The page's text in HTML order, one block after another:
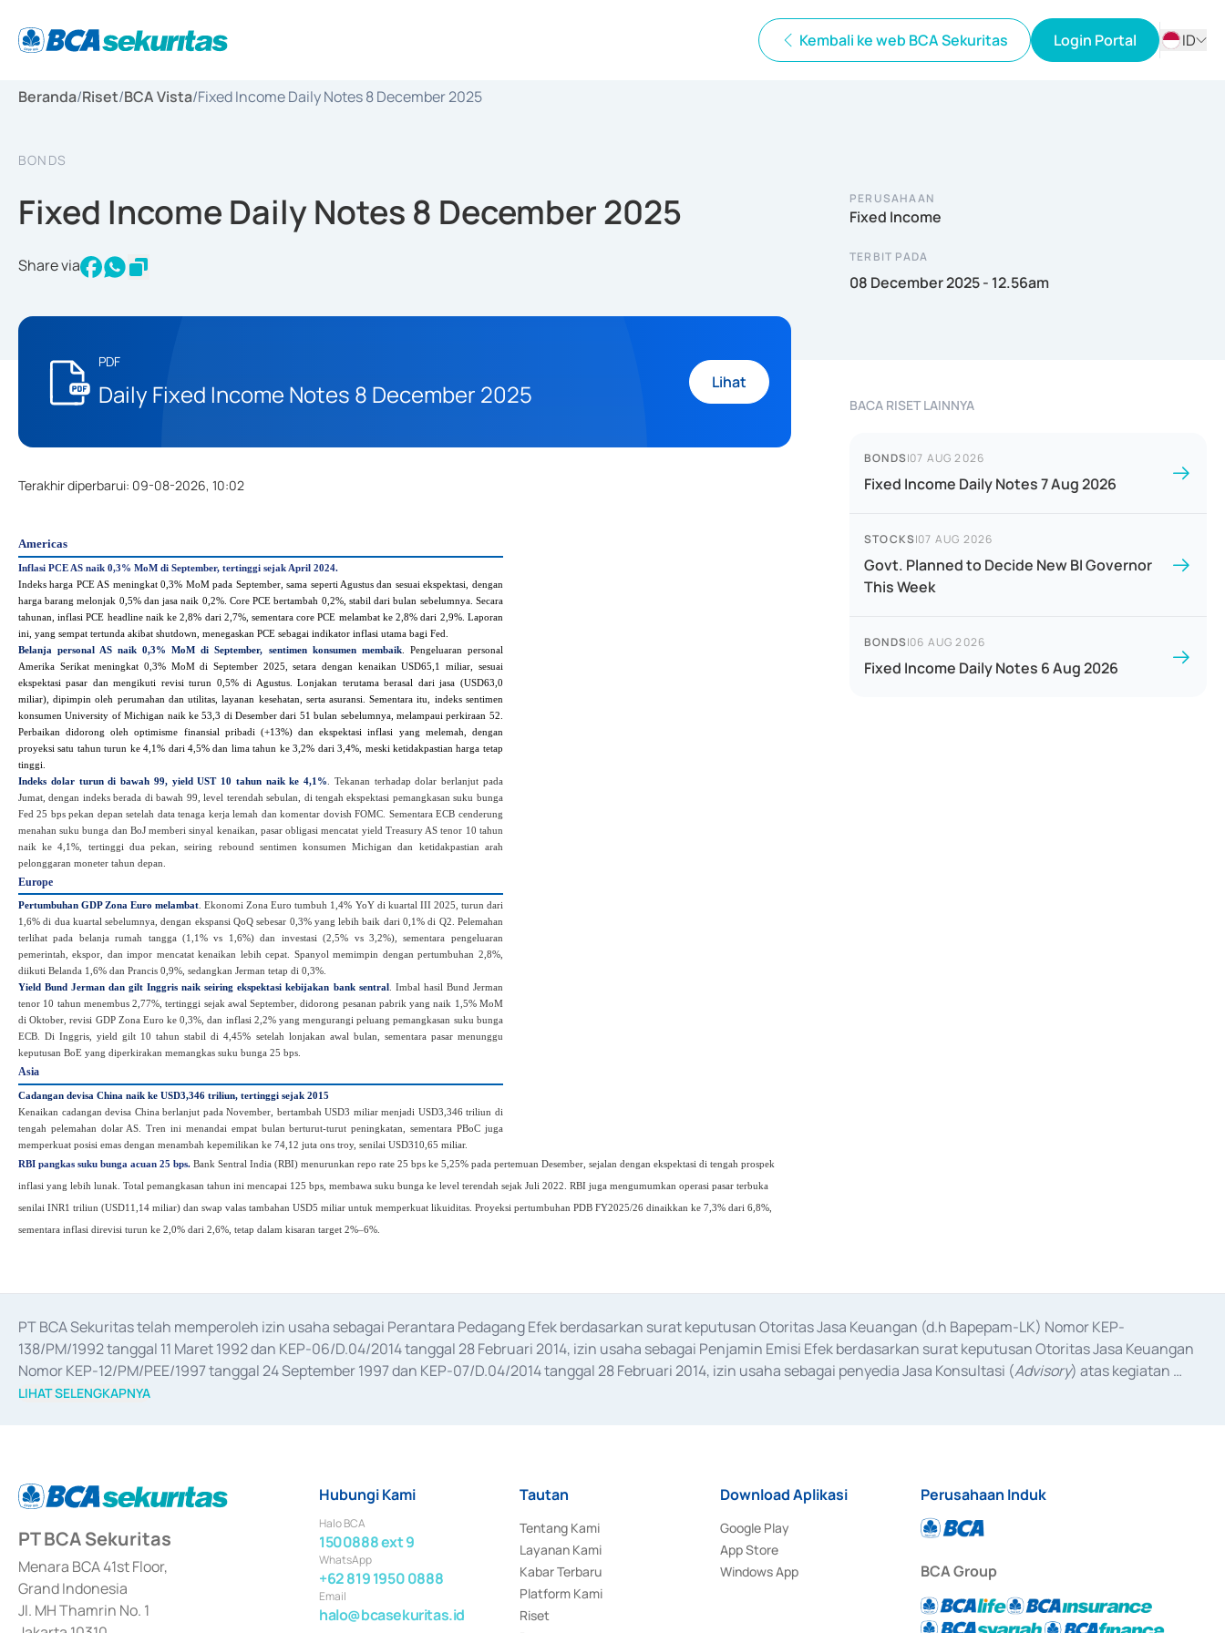
Kembali ke web BCA Sekuritas Login Portal
ID
Beranda/Riset/BCA Vista/Fixed Income Daily Notes 8 December 2025
BONDS
Fixed Income Daily Notes 8 December 2025
Share via
PDF
Daily Fixed Income Notes 8 December 2025 Lihat
PERUSAHAAN
Fixed Income
TERBIT PADA
08 December 2025 - 12.56am
Terakhir diperbarui: 09-08-2026, 10:02
Americas
Inflasi PCE AS naik 0,3% MoM di September, tertinggi sejak April 2024.
Indeks harga PCE AS meningkat 0,3% MoM pada September, sama seperti Agustus dan sesuai ekspektasi, dengan
harga barang melonjak 0,5% dan jasa naik 0,2%. Core PCE bertambah 0,2%, stabil dari bulan sebelumnya. Secara
tahunan, inflasi PCE headline naik ke 2,8% dari 2,7%, sementara core PCE melambat ke 2,8% dari 2,9%. Laporan
ini, yang sempat tertunda akibat shutdown, menegaskan PCE sebagai indikator inflasi utama bagi Fed.
Belanja personal AS naik 0,3% MoM di September, sentimen konsumen membaik. Pengeluaran personal
Amerika Serikat meningkat 0,3% MoM di September 2025, setara dengan kenaikan USD65,1 miliar, sesuai
ekspektasi pasar dan mengikuti revisi turun 0,5% di Agustus. Lonjakan terutama berasal dari jasa (USD63,0
miliar), dipimpin oleh perumahan dan utilitas, layanan kesehatan, serta asuransi. Sementara itu, indeks sentimen
konsumen University of Michigan naik ke 53,3 di Desember dari 51 bulan sebelumnya, melampaui perkiraan 52.
Perbaikan didorong oleh optimisme finansial pribadi (+13%) dan ekspektasi inflasi yang melemah, dengan
proyeksi satu tahun turun ke 4,1% dari 4,5% dan lima tahun ke 3,2% dari 3,4%, meski ketidakpastian harga tetap
tinggi.
Indeks dolar turun di bawah 99, yield UST 10 tahun naik ke 4,1% . Tekanan terhadap dolar berlanjut pada
Jumat, dengan indeks berada di bawah 99, level terendah sebulan, di tengah ekspektasi pemangkasan suku bunga
Fed 25 bps pekan depan setelah data tenaga kerja lemah dan komentar dovish FOMC. Sementara ECB cenderung
menahan suku bunga dan BoJ memberi sinyal kenaikan, pasar obligasi mencatat yield Treasury AS tenor 10 tahun
naik ke 4,1%, tertinggi dua pekan, seiring rebound sentimen konsumen Michigan dan ketidakpastian arah
pelonggaran moneter tahun depan.
Europe
Pertumbuhan GDP Zona Euro melambat . Ekonomi Zona Euro tumbuh 1,4% YoY di kuartal III 2025, turun dari
1,6% di dua kuartal sebelumnya, dengan ekspansi QoQ sebesar 0,3% yang lebih baik dari 0,1% di Q2. Pelemahan
terlihat pada belanja rumah tangga (1,1% vs 1,6%) dan investasi (2,5% vs 3,2%), sementara pengeluaran
pemerintah, ekspor, dan impor mencatat kenaikan lebih cepat. Spanyol memimpin dengan pertumbuhan 2,8%,
diikuti Belanda 1,6% dan Prancis 0,9%, sedangkan Jerman tetap di 0,3%.
Yield Bund Jerman dan gilt Inggris naik seiring ekspektasi kebijakan bank sentral
. Imbal hasil Bund Jerman
tenor 10 tahun menembus 2,77%, tertinggi sejak awal September, didorong pesanan pabrik yang naik 1,5% MoM
di Oktober, revisi GDP Zona Euro ke 0,3%, dan inflasi 2,2% yang mengurangi peluang pemangkasan suku bunga
ECB. Di Inggris, yield gilt 10 tahun stabil di 4,45% setelah lonjakan awal bulan, sementara pasar menunggu
keputusan BoE yang diperkirakan memangkas suku bunga 25 bps.
Asia
Cadangan devisa China naik ke USD3,346 triliun, tertinggi sejak 2015
Kenaikan cadangan devisa China berlanjut pada November, bertambah USD3 miliar menjadi USD3,346 triliun di
tengah pelemahan dolar AS. Tren ini menandai empat bulan berturut-turut peningkatan, sementara PBoC juga
memperkuat posisi emas dengan menambah kepemilikan ke 74,12 juta ons troy, senilai USD310,65 miliar.
RBI pangkas suku bunga acuan 25 bps. Bank Sentral India (RBI) menurunkan repo rate 25 bps ke 5,25% pada pertemuan Desember, sejalan dengan ekspektasi di tengah prospek
inflasi yang lebih lunak. Total pemangkasan tahun ini mencapai 125 bps, membawa suku bunga ke level terendah sejak Juli 2022. RBI juga mengumumkan operasi pasar terbuka
senilai INR1 triliun (USD11,14 miliar) dan swap valas tambahan USD5 miliar untuk memperkuat likuiditas. Proyeksi pertumbuhan PDB FY2025/26 dinaikkan ke 7,3% dari 6,8%,
sementara inflasi direvisi turun ke 2,0% dari 2,6%, tetap dalam kisaran target 2%–6%.
BACA RISET LAINNYA
BONDS|07 AUG 2026
Fixed Income Daily Notes 7 Aug 2026
STOCKS|07 AUG 2026
Govt. Planned to Decide New BI Governor
This Week
BONDS|06 AUG 2026
Fixed Income Daily Notes 6 Aug 2026
PT BCA Sekuritas telah memperoleh izin usaha sebagai Perantara Pedagang Efek berdasarkan surat keputusan Otoritas Jasa Keuangan (d.h Bapepam-LK) Nomor KEP-
138/PM/1992 tanggal 11 Maret 1992 dan KEP-06/D.04/2014 tanggal 28 Februari 2014, izin usaha sebagai Penjamin Emisi Efek berdasarkan surat keputusan Otoritas Jasa Keuangan
Nomor KEP-12/PM/PEE/1997 tanggal 24 September 1997 dan KEP-07/D.04/2014 tanggal 28 Februari 2014, izin usaha sebagai penyedia Jasa Konsultasi (Advisory) atas kegiatan
merger, akuisisi, divestasi, dan
LIHAT SELENGKAPNYA
PT BCA Sekuritas
Menara BCA 41st Floor,
Grand Indonesia
Jl. MH Thamrin No. 1
Hubungi Kami
Halo BCA
1500888 ext 9
WhatsApp
+62 819 1950 0888
Email
halo@bcasekuritas.id
Tautan
Tentang Kami
Layanan Kami
Kabar Terbaru
Platform Kami
Riset
Download Aplikasi
Google Play
App Store
Windows App
Perusahaan Induk
BCA Group